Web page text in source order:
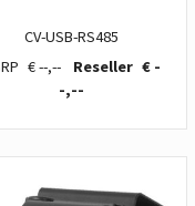
CV-USB-RS485
€ --,--
€ -
-,--